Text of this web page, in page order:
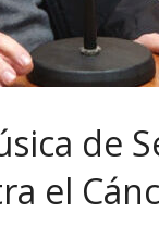
de
el